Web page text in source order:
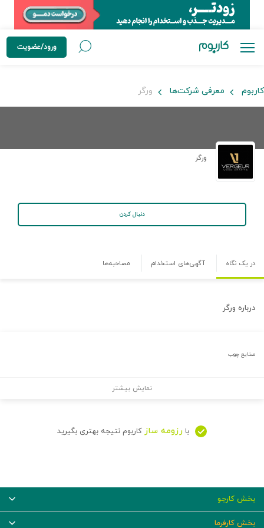
ورود/عضویت
کاربوم معرفی شرکت‌ها ورگر
ورگر
دنبال کردن
در یک نگاه آگهی‌های استخدام مصاحبه‌ها
درباره ورگر
صنایع چوب
نمایش بیشتر
با رزومه ساز کاربوم نتیجه بهتری بگیرید
بخش کارجو
بخش کارفرما